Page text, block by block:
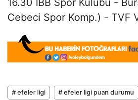
Cebeci Spor Komp.) - TVF
# efeler ligi # efeler ligi puan durumu